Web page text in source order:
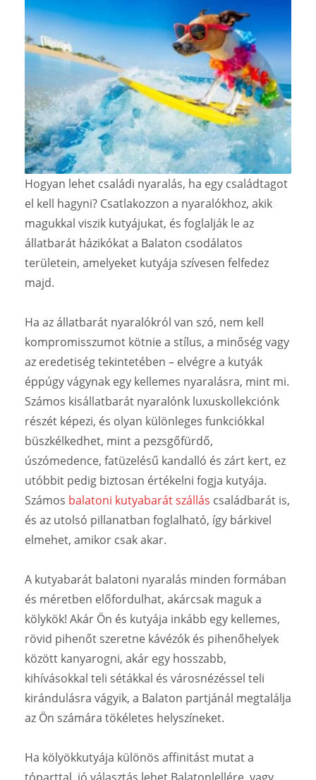
Hogyan lehet családi nyaralás, ha egy családtagot
el kell hagyni? Csatlakozzon a nyaralókhoz, akik
magukkal viszik kutyájukat, és foglalják le az
állatbarát házikókat a Balaton csodálatos
területein, amelyeket kutyája szívesen felfedez
majd.
Ha az állatbarát nyaralókról van szó, nem kell
kompromisszumot kötnie a stílus, a minőség vagy
az eredetiség tekintetében – elvégre a kutyák
éppúgy vágynak egy kellemes nyaralásra, mint mi.
Számos kisállatbarát nyaralónk luxuskollekciónk
részét képezi, és olyan különleges funkciókkal
büszkélkedhet, mint a pezsgőfürdő,
úszómedence, fatüzelésű kandalló és zárt kert, ez
utóbbit pedig biztosan értékelni fogja kutyája.
Számos balatoni kutyabarát szállás családbarát is,
és az utolsó pillanatban foglalható, így bárkivel
elmehet, amikor csak akar.
A kutyabarát balatoni nyaralás minden formában
és méretben előfordulhat, akárcsak maguk a
kölykök! Akár Ön és kutyája inkább egy kellemes,
rövid pihenőt szeretne kávézók és pihenőhelyek
között kanyarogni, akár egy hosszabb,
kihívásokkal teli sétákkal és városnézéssel teli
kirándulásra vágyik, a Balaton partjánál megtalálja
az Ön számára tökéletes helyszíneket.
Ha kölyökkutyája különös affinitást mutat a
tóparttal, jó választás lehet Balatonlellére, vagy